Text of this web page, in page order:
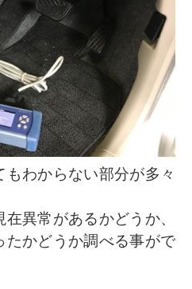
わからない部分が多々
異常があるかどうか、
たかどうか調べる事がで